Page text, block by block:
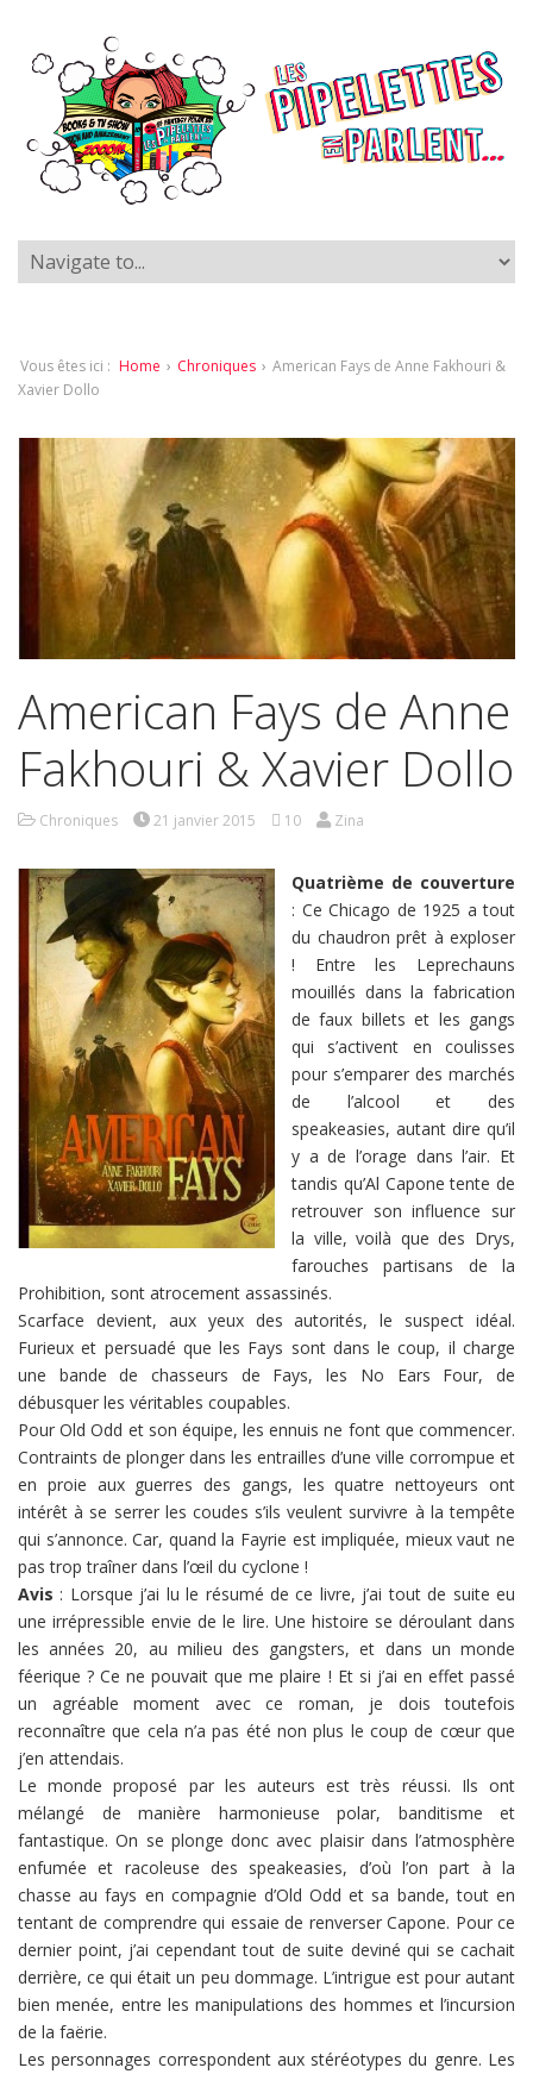
Vous êtes ici : Home › Chroniques › American Fays de Anne Fakhouri &
Xavier Dollo
American Fays de Anne
Fakhouri & Xavier Dollo
Chroniques 21 janvier 2015 10 Zina
Quatrième de couverture
: Ce Chicago de 1925 a tout
du chaudron prêt à exploser
! Entre les Leprechauns
mouillés dans la fabrication
de faux billets et les gangs
qui s’activent en coulisses
pour s’emparer des marchés
de l’alcool et des
speakeasies, autant dire qu’il
y a de l’orage dans l’air. Et
tandis qu’Al Capone tente de
retrouver son influence sur
la ville, voilà que des Drys,
farouches partisans de la
Prohibition, sont atrocement assassinés.
Scarface devient, aux yeux des autorités, le suspect idéal.
Furieux et persuadé que les Fays sont dans le coup, il charge
une bande de chasseurs de Fays, les No Ears Four, de
débusquer les véritables coupables.
Pour Old Odd et son équipe, les ennuis ne font que commencer.
Contraints de plonger dans les entrailles d’une ville corrompue et
en proie aux guerres des gangs, les quatre nettoyeurs ont
intérêt à se serrer les coudes s’ils veulent survivre à la tempête
qui s’annonce. Car, quand la Fayrie est impliquée, mieux vaut ne
pas trop traîner dans l’œil du cyclone !
Avis : Lorsque j’ai lu le résumé de ce livre, j’ai tout de suite eu
une irrépressible envie de le lire. Une histoire se déroulant dans
les années 20, au milieu des gangsters, et dans un monde
féerique ? Ce ne pouvait que me plaire ! Et si j’ai en effet passé
un agréable moment avec ce roman, je dois toutefois
reconnaître que cela n’a pas été non plus le coup de cœur que
j’en attendais.
Le monde proposé par les auteurs est très réussi. Ils ont
mélangé de manière harmonieuse polar, banditisme et
fantastique. On se plonge donc avec plaisir dans l’atmosphère
enfumée et racoleuse des speakeasies, d’où l’on part à la
chasse au fays en compagnie d’Old Odd et sa bande, tout en
tentant de comprendre qui essaie de renverser Capone. Pour ce
dernier point, j’ai cependant tout de suite deviné qui se cachait
derrière, ce qui était un peu dommage. L’intrigue est pour autant
bien menée, entre les manipulations des hommes et l’incursion
de la faërie.
Les personnages correspondent aux stéréotypes du genre. Les